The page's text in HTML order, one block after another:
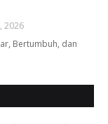
2026
Bertumbuh, dan